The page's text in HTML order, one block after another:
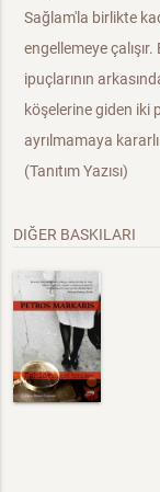
Sağlam'la birlikte
engellemeye
ipuçlarının
köşelerine giden iki
ayrılmamaya
(Tanıtım Yazısı)
DIĞER BASKILARI